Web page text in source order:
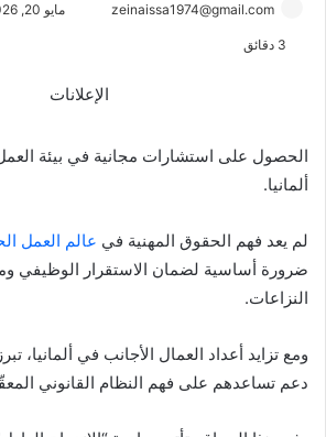
zeinaissa1974@gmail.com مايو 20, 2026
الإعلانات
الحصول على استشارات مجانية في بيئة
ألمانيا.
لم يعد فهم الحقوق المهنية في عالم العمل
ضرورة أساسية لضمان الاستقرار الوظيفي
النزاعات.
ومع تزايد أعداد العمال الأجانب في ألمانيا،
دعم تساعدهم على فهم النظام القانوني